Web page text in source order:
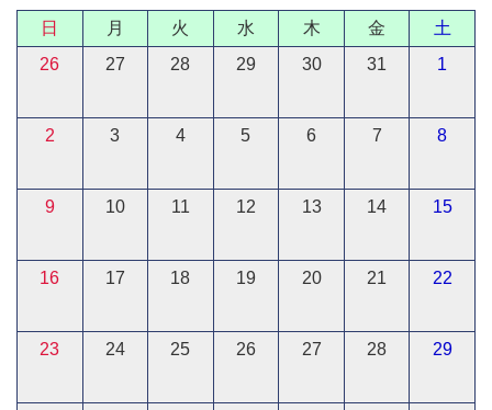
日 月 火 水 木 金
土
26
27 28 29 30 31 1
2 3 4 5 6 7 8
9 10 11 12 13 14 15
16 17 18 19 20 21 22
23 24 25 26 27 28 29